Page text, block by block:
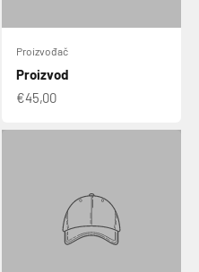
Proizvođač
Proizvod
€45,00